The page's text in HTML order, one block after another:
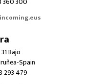
Bajo
Spain
293 479